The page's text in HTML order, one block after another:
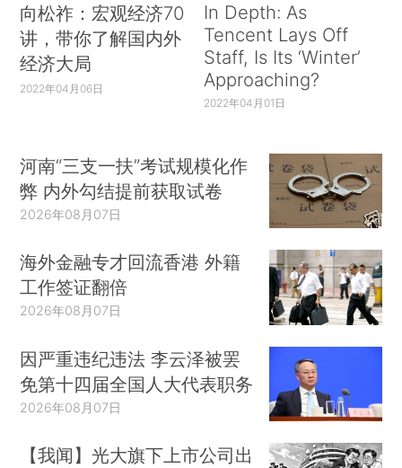
向松祚：宏观经济70
讲，带你了解国内外
经济大局
2022年04月06日
In Depth: As
Tencent Lays Off
Staff, Is Its ‘Winter’
Approaching?
2022年04月01日
河南“三支一扶”考试规模化作
弊 内外勾结提前获取试卷
2026年08月07日
海外金融专才回流香港 外籍
工作签证翻倍
2026年08月07日
因严重违纪违法 李云泽被罢
免第十四届全国人大代表职务
2026年08月07日
【我闻】光大旗下上市公司出